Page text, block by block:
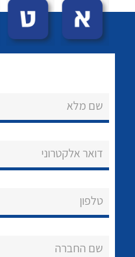
שם מלא
דואר אלקטרוני
טלפון
שם החברה